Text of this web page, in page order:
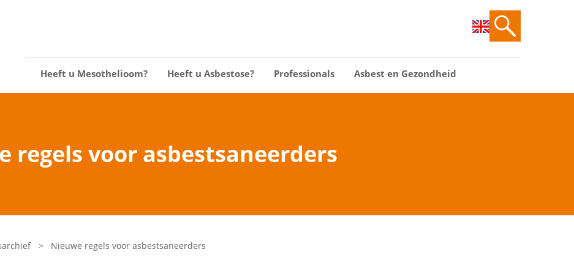
Heeft u Mesothelioom? Heeft u Asbestose? Professionals Asbest en Gezondheid
regels voor asbestsaneerders
> Nieuwe regels voor asbestsaneerders